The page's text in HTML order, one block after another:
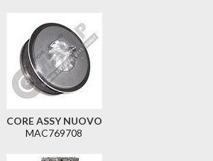
CORE ASSY NUOVO
MAC769708